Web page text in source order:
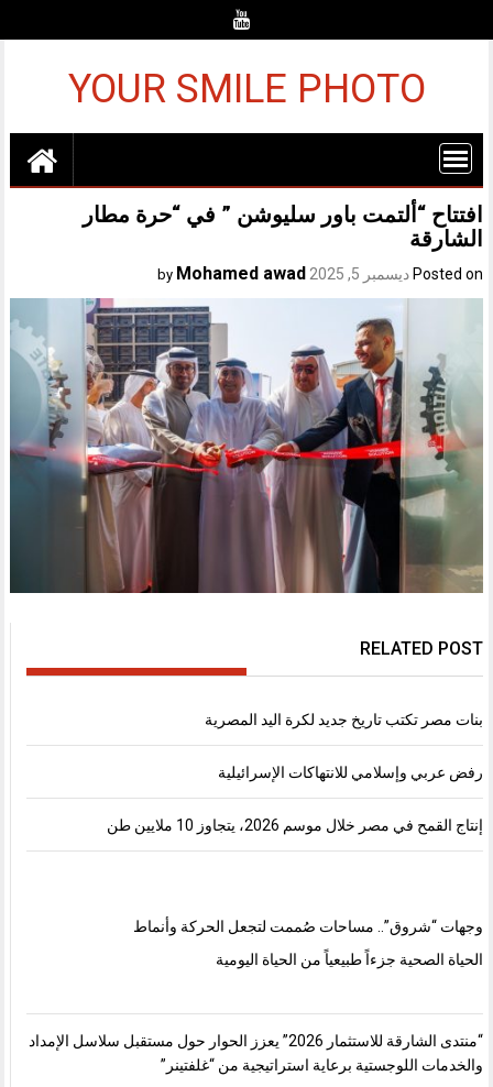
YOUR SMILE PHOTO
افتتاح “ألتمت باور سليوشن ” في “حرة مطار
الشارقة
Posted on ديسمبر 5, 2025 Mohamed awad
RELATED POST
بنات مصر تكتب تاريخ جديد لكرة اليد المصرية
رفض عربي وإسلامي للانتهاكات الإسرائيلية
إنتاج القمح في مصر خلال موسم 2026، يتجاوز 10 ملايين طن
وجهات “شروق”.. مساحات صُممت لتجعل الحركة وأنماط
الحياة الصحية جزءاً طبيعياً من الحياة اليومية
“منتدى الشارقة للاستثمار 2026” يعزز الحوار حول مستقبل سلاسل الإمداد
والخدمات اللوجستية برعاية استراتيجية من “غلفتينر”